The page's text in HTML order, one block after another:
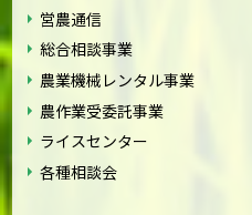
営農通信
総合相談事業
農業機械レンタル事業
農作業受委託事業
ライスセンター
各種相談会